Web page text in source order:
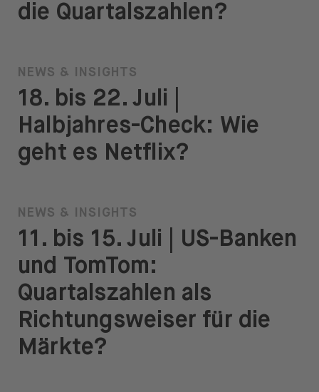
die Quartalszahlen?
NEWS & INSIGHTS
18. bis 22. Juli |
Halbjahres-Check: Wie
geht es Netflix?
NEWS & INSIGHTS
11. bis 15. Juli | US-Banken
und TomTom:
Quartalszahlen als
Richtungsweiser für die
Märkte?